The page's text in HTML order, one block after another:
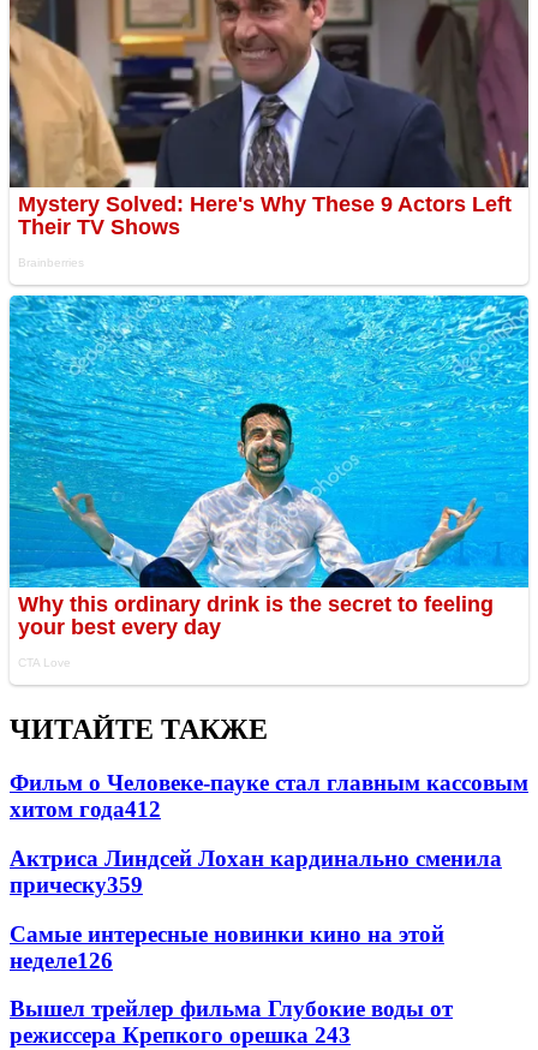
ЧИТАЙТЕ ТАКЖЕ
Фильм о Человеке-пауке стал главным кассовым
хитом года412
Актриса Линдсей Лохан кардинально сменила
прическу359
Самые интересные новинки кино на этой
неделе126
Вышел трейлер фильма Глубокие воды от
режиссера Крепкого орешка 243